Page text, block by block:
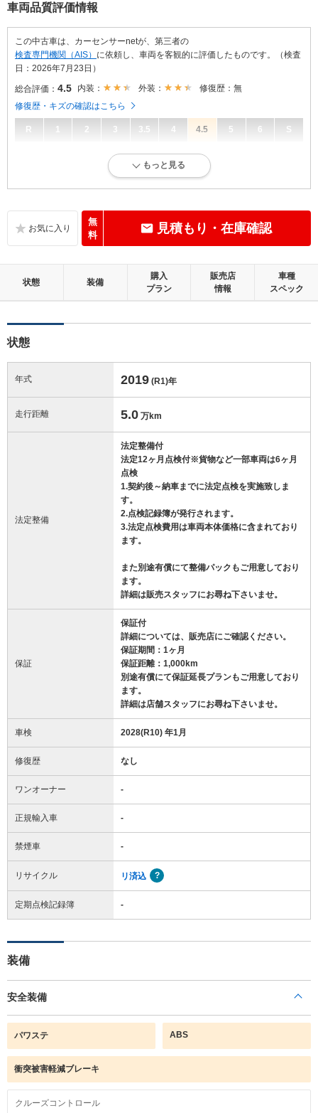
車両品質評価情報
この中古車は、カーセンサーnetが、第三者の
検査専門機関（AIS） に依頼し、車両を客観的に評価したものです。（検査
日：2026年7月23日）
総合評価： 4.5 内装： 外装：
修復歴：無
修復歴・キズの確認はこちら
R 1 2 3 3.5 4 4.5 5 6 S
内外装に目立たない軽微なキズ、ヘコミが少し認められますが、良好な
目立たない軽微なダメージはありますが、良好な状態です。
外装：
キズ、ヘコミなどが少なく、あっても目立たない、良好な状態です。
もっと見る
無
料
見積もり・在庫確認
状態 装備
購入
プラン
販売店
情報
車種
スペック
状態
年式 2019 (R1)年
走行距離 5.0 万km
法定整備
法定整備付
法定12ヶ月点検付※貨物など一部車両は6ヶ月
点検
1.契約後～納車までに法定点検を実施致しま
す。
2.点検記録簿が発行されます。
3.法定点検費用は車両本体価格に含まれており
ます。
また別途有償にて整備パックもご用意しており
ます。
詳細は販売スタッフにお尋ね下さいませ。
保証
保証付
詳細については、販売店にご確認ください。
保証期間：1ヶ月
保証距離：1,000km
別途有償にて保証延長プランもご用意しており
ます。
詳細は店舗スタッフにお尋ね下さいませ。
車検 2028(R10) 年1月
修復歴 なし
ワンオーナー -
正規輸入車 -
禁煙車 -
リサイクル リ済込
定期点検記録簿 -
装備
安全装備
パワステ ABS
衝突被害軽減ブレーキ
クルーズコントロール